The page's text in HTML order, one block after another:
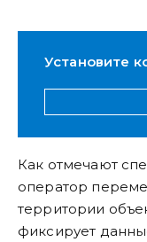
Установите
Как отмечают
оператор
территории
фиксирует